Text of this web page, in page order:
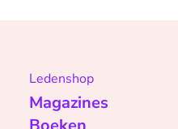
Ledenshop
Magazines